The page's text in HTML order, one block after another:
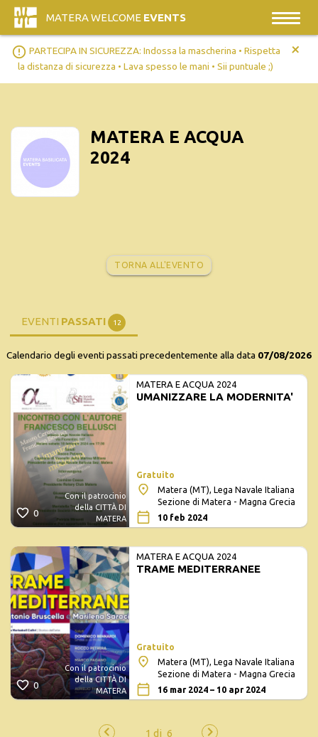
MATERA WELCOME EVENTS
error_outline PARTECIPA IN SICUREZZA: Indossa la mascherina • Rispetta
la distanza di sicurezza • Lava spesso le mani • Sii puntuale ;)
+
MATERA E ACQUA
2024
TORNA ALL'EVENTO
EVENTI PASSATI 12
Calendario degli eventi passati precedentemente alla data 07/08/2026
0
Con il patrocinio
della CITTÀ DI
MATERA
MATERA E ACQUA 2024
UMANIZZARE LA MODERNITA'
Gratuito
Matera (MT), Lega Navale Italiana
Sezione di Matera - Magna Grecia
10 feb 2024
0
Con il patrocinio
della CITTÀ DI
MATERA
MATERA E ACQUA 2024
TRAME MEDITERRANEE
Gratuito
Matera (MT), Lega Navale Italiana
Sezione di Matera - Magna Grecia
16 mar 2024 – 10 apr 2024